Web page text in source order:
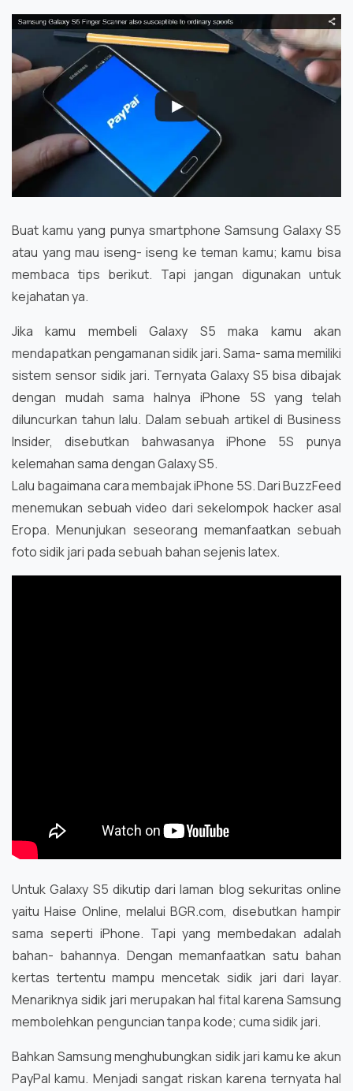
Buat kamu yang punya smartphone Samsung Galaxy S5
atau yang mau iseng- iseng ke teman kamu; kamu bisa
membaca tips berikut. Tapi jangan digunakan untuk
kejahatan ya.
Jika kamu membeli Galaxy S5 maka kamu akan
mendapatkan pengamanan sidik jari. Sama- sama memiliki
sistem sensor sidik jari. Ternyata Galaxy S5 bisa dibajak
dengan mudah sama halnya iPhone 5S yang telah
diluncurkan tahun lalu. Dalam sebuah artikel di Business
Insider, disebutkan bahwasanya iPhone 5S punya
kelemahan sama dengan Galaxy S5.
Lalu bagaimana cara membajak iPhone 5S. Dari BuzzFeed
menemukan sebuah video dari sekelompok hacker asal
Eropa. Menunjukan seseorang memanfaatkan sebuah
foto sidik jari pada sebuah bahan sejenis latex.
Untuk Galaxy S5 dikutip dari laman blog sekuritas online
yaitu Haise Online, melalui BGR.com, disebutkan hampir
sama seperti iPhone. Tapi yang membedakan adalah
bahan- bahannya. Dengan memanfaatkan satu bahan
kertas tertentu mampu mencetak sidik jari dari layar.
Menariknya sidik jari merupakan hal fital karena Samsung
membolehkan penguncian tanpa kode; cuma sidik jari.
Bahkan Samsung menghubungkan sidik jari kamu ke akun
PayPal kamu. Menjadi sangat riskan karena ternyata hal